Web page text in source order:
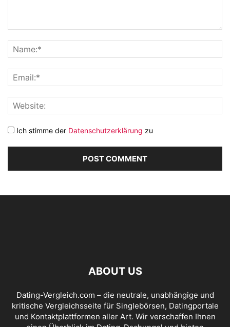
Ich stimme der Datenschutzerklärung zu
ABOUT US
Dating-Vergleich.com – die neutrale, unabhängige und
kritische Vergleichsseite für Singlebörsen, Datingportale
und Kontaktplattformen aller Art. Wir verschaffen Ihnen